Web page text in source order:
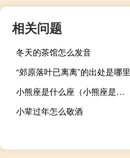
相关问题
冬天的茶馆怎么发音
“郊原落叶已离离”的出处是哪里
小熊座是什么座（小熊座是什么星座）
小辈过年怎么敬酒